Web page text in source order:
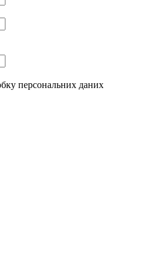
персональних даних